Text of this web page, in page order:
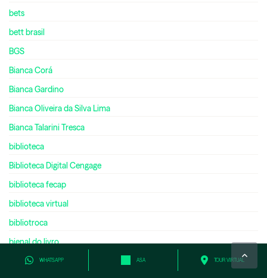
WHATSAPP ASA TOUR VIRTUAL
bets
bett brasil
BGS
Bianca Corá
Bianca Gardino
Bianca Oliveira da Silva Lima
Bianca Talarini Tresca
biblioteca
Biblioteca Digital Cengage
biblioteca fecap
biblioteca virtual
bibliotroca
bienal do livro
bilíngue